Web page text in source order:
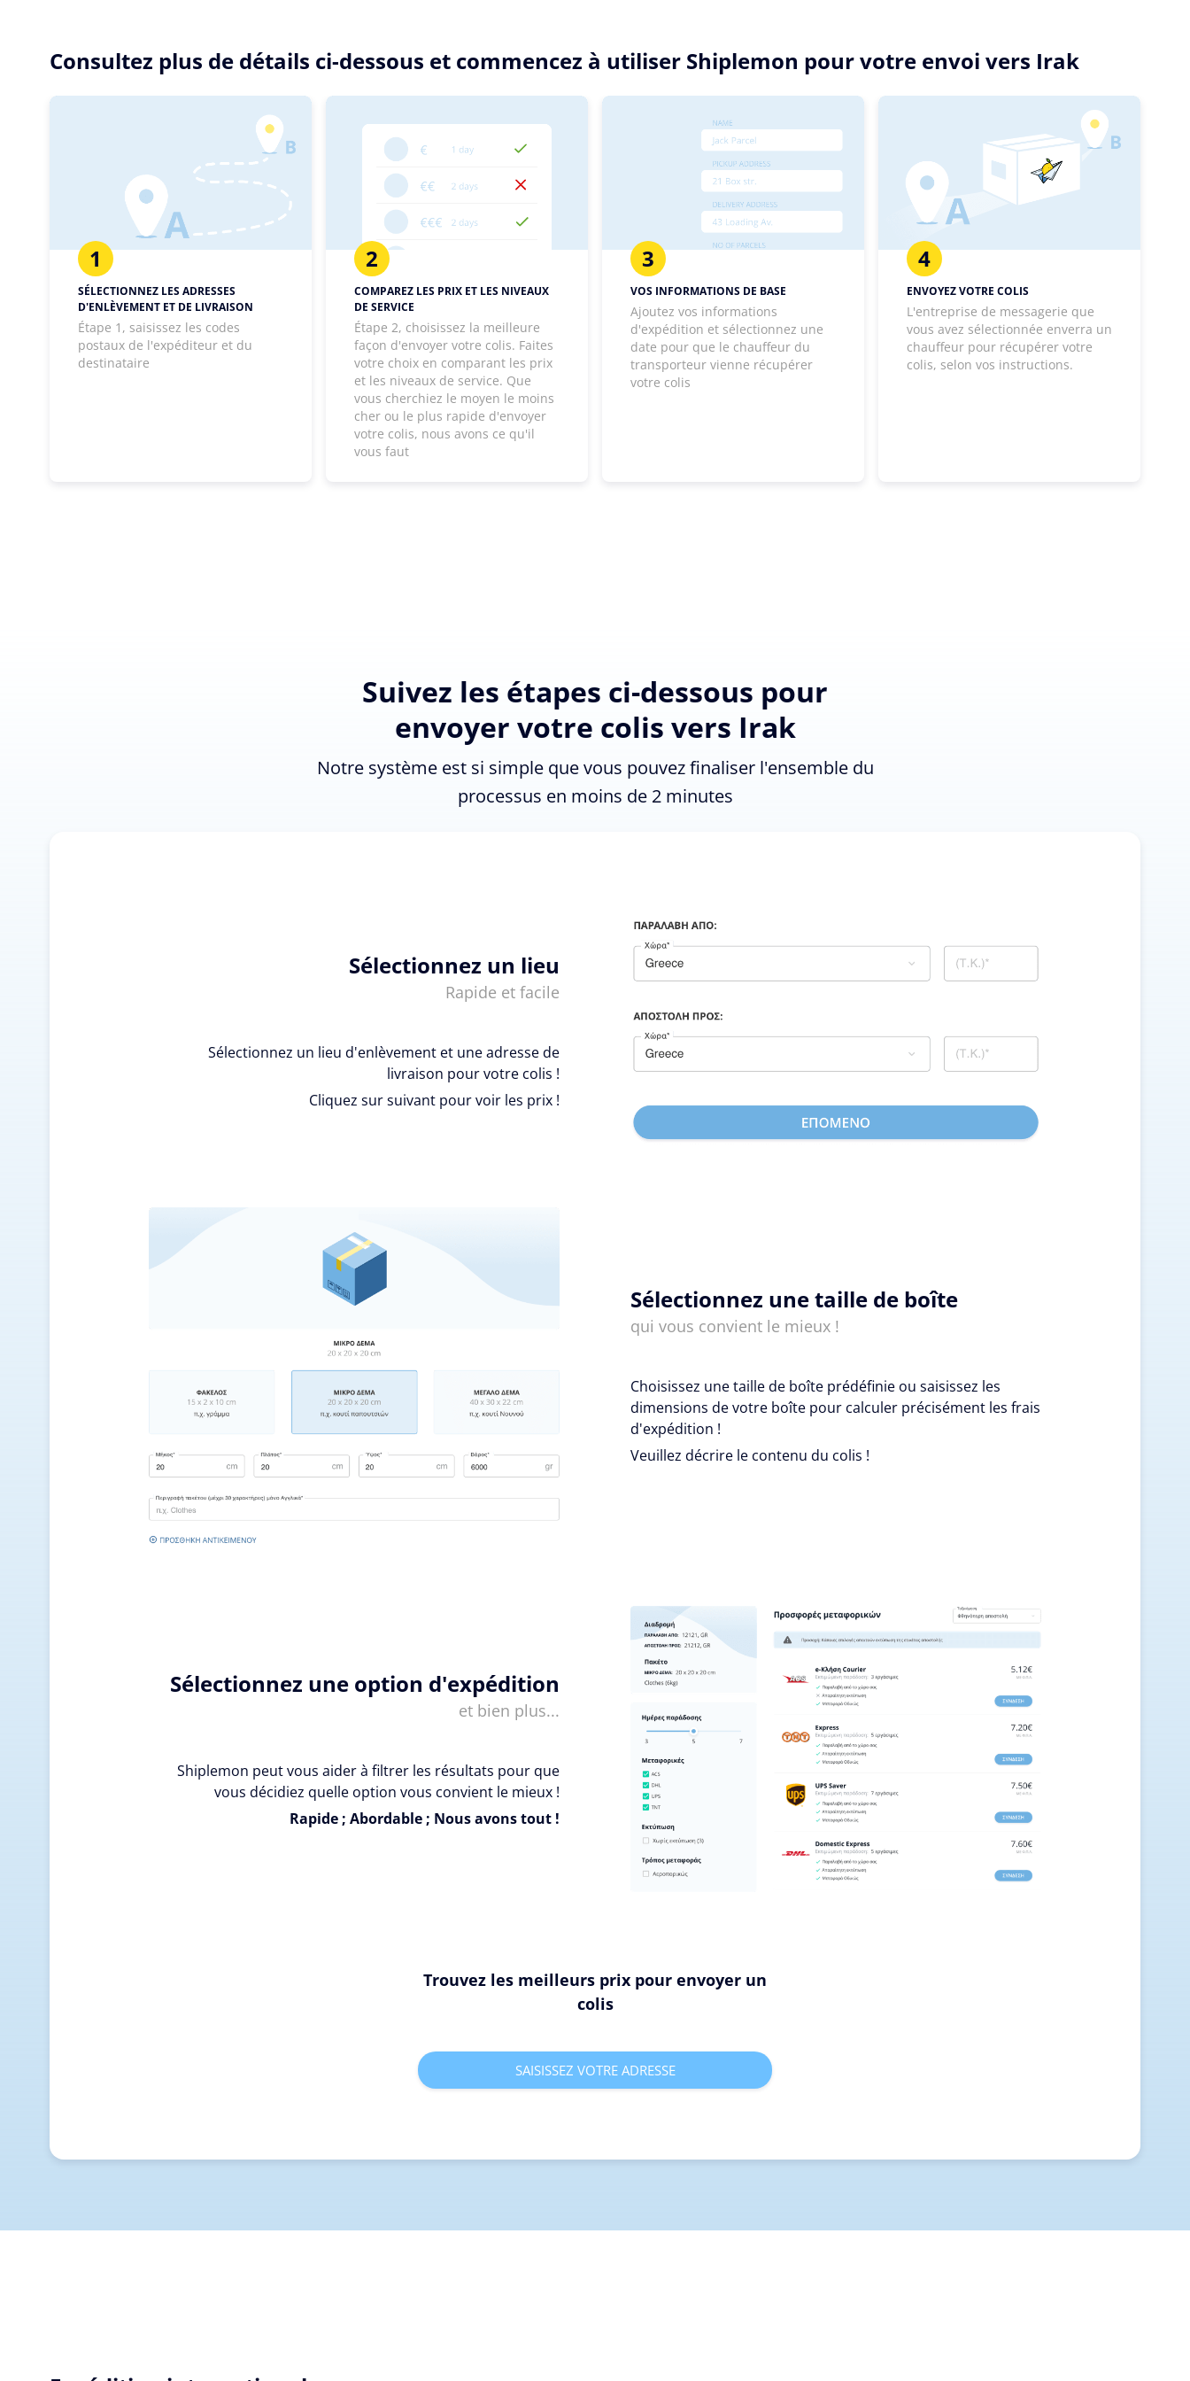
Consultez plus de détails ci-dessous et commencez à utiliser Shiplemon pour votre envoi vers Irak
1
SÉLECTIONNEZ LES ADRESSES
D'ENLÈVEMENT ET DE LIVRAISON
Étape 1, saisissez les codes
postaux de l'expéditeur et du
destinataire
2
COMPAREZ LES PRIX ET LES NIVEAUX
DE SERVICE
Étape 2, choisissez la meilleure
façon d'envoyer votre colis. Faites
votre choix en comparant les prix
et les niveaux de service. Que
vous cherchiez le moyen le moins
cher ou le plus rapide d'envoyer
votre colis, nous avons ce qu'il
vous faut
3
VOS INFORMATIONS DE BASE
Ajoutez vos informations
d'expédition et sélectionnez une
date pour que le chauffeur du
transporteur vienne récupérer
votre colis
4
ENVOYEZ VOTRE COLIS
L'entreprise de messagerie que
vous avez sélectionnée enverra un
chauffeur pour récupérer votre
colis, selon vos instructions.
Suivez les étapes ci-dessous pour
envoyer votre colis vers Irak
Notre système est si simple que vous pouvez finaliser l'ensemble du
processus en moins de 2 minutes
Sélectionnez un lieu
Rapide et facile
Sélectionnez un lieu d'enlèvement et une adresse de
livraison pour votre colis !
Cliquez sur suivant pour voir les prix !
Sélectionnez une taille de boîte
qui vous convient le mieux !
Choisissez une taille de boîte prédéfinie ou saisissez les
dimensions de votre boîte pour calculer précisément les frais
d'expédition !
Veuillez décrire le contenu du colis !
Sélectionnez une option d'expédition
et bien plus...
Shiplemon peut vous aider à filtrer les résultats pour que
vous décidiez quelle option vous convient le mieux !
Rapide ; Abordable ; Nous avons tout !
Trouvez les meilleurs prix pour envoyer un
colis
SAISISSEZ VOTRE ADRESSE